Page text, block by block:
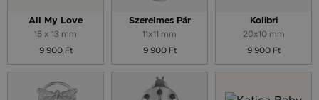
All My Love
15 x 13 mm
9 900 Ft
Szerelmes Pár
11x11 mm
9 900 Ft
Kolibri
20x10 mm
9 900 Ft